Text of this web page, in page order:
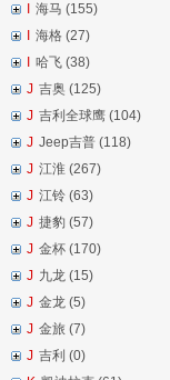
海马 (155)
海格 (27)
哈飞 (38)
J 吉奥 (125)
J 吉利全球鹰 (104)
J Jeep吉普 (118)
J 江淮 (267)
J 江铃 (63)
J 捷豹 (57)
J 金杯 (170)
J 九龙 (15)
J 金龙 (5)
J 金旅 (7)
J 吉利 (0)